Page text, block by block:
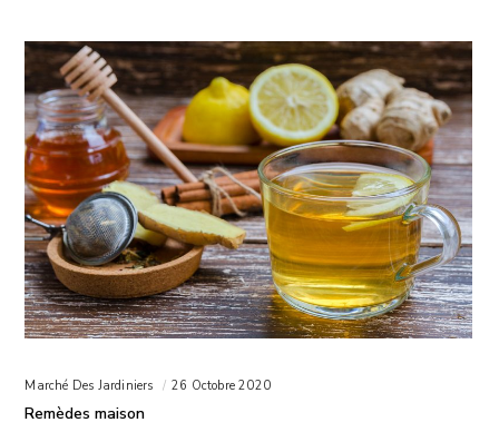
Marché Des Jardiniers 26 Octobre 2020
Remèdes maison